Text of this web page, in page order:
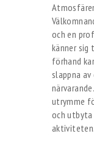
och en
känner sig
förhand
slappna
utrymme
och
aktiviteten.